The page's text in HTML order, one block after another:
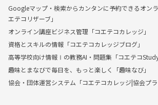
Googleマップ・検索からカンタンに予約できるオン
エテコリザーブ」
オンライン講座ビジネス管理「コエテコカレッジ」
資格とスキルの情報「コエテコカレッジブログ」
高等学校向け情報Ⅰの教務AI・問題集「コエテコStudy
趣味とまなびで毎日を、もっと楽しく「趣味なび」
協会・団体運営システム「コエテコカレッジ|協会プラ